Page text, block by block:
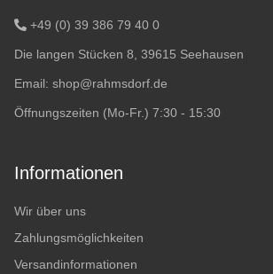
+49 (0) 39 386 79 40 0
Die langen Stücken 8, 39615 Seehausen
Email: shop@rahmsdorf.de
Öffnungszeiten (Mo-Fr.) 7:30 - 15:30
Informationen
Wir über uns
Zahlungsmöglichkeiten
Versandinformationen